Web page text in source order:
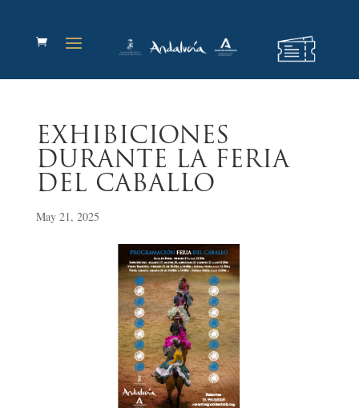
EXHIBICIONES
DURANTE LA FERIA
DEL CABALLO
May 21, 2025